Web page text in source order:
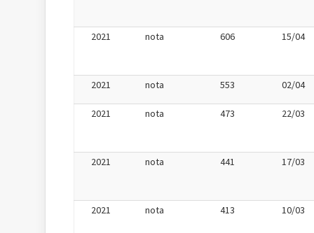
2021 nota 606 15/04
2021 nota 553 02/04
2021 nota 473 22/03
2021 nota 441 17/03
2021 nota 413 10/03